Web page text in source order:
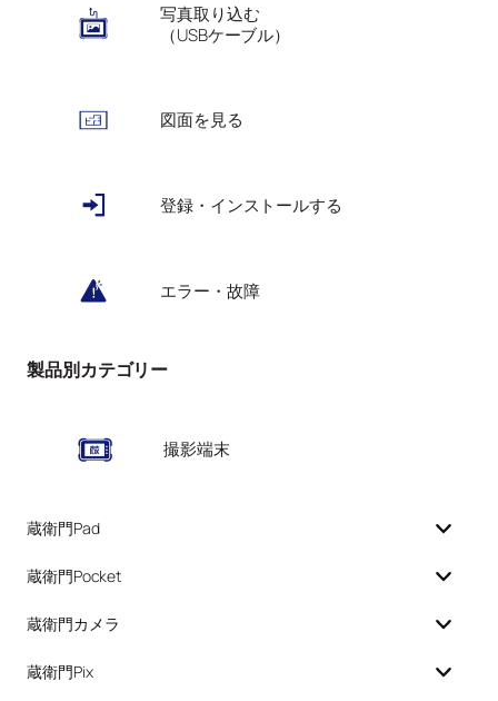
写真取り込む
（USBケーブル）
図面を見る
登録・インストールする
エラー・故障
製品別カテゴリー
撮影端末
蔵衛門Pad
蔵衛門Pocket
蔵衛門カメラ
蔵衛門Pix